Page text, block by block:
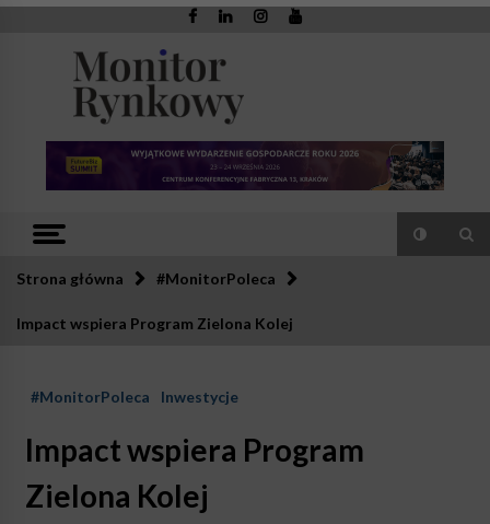
Skip
Monitor
Rynkowy
Strona główna #MonitorPoleca
Impact wspiera Program Zielona Kolej
#MonitorPoleca Inwestycje
Impact wspiera Program
Zielona Kolej